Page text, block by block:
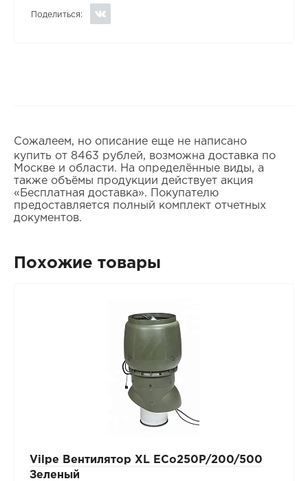
Поделиться:
Сожалеем, но описание еще не написано
купить от 8463 рублей, возможна доставка по
Москве и области. На определённые виды, а
также объёмы продукции действует акция
«Бесплатная доставка». Покупателю
предоставляется полный комплект отчетных
документов.
Похожие товары
Vilpe Вентилятор XL ECo250P/200/500
Зеленый